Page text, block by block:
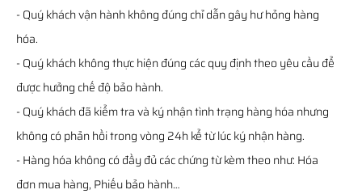
- Quý khách vận hành không đúng chỉ dẫn gây hư hỏng hàng
hóa.
- Quý khách không thực hiện đúng các quy định theo yêu cầu để
được hưởng chế độ bảo hành.
- Quý khách đã kiểm tra và ký nhận tình trạng hàng hóa nhưng
không có phản hồi trong vòng 24h kể từ lúc ký nhận hàng.
- Hàng hóa không có đầy đủ các chứng từ kèm theo như: Hóa
đơn mua hàng, Phiếu bảo hành…